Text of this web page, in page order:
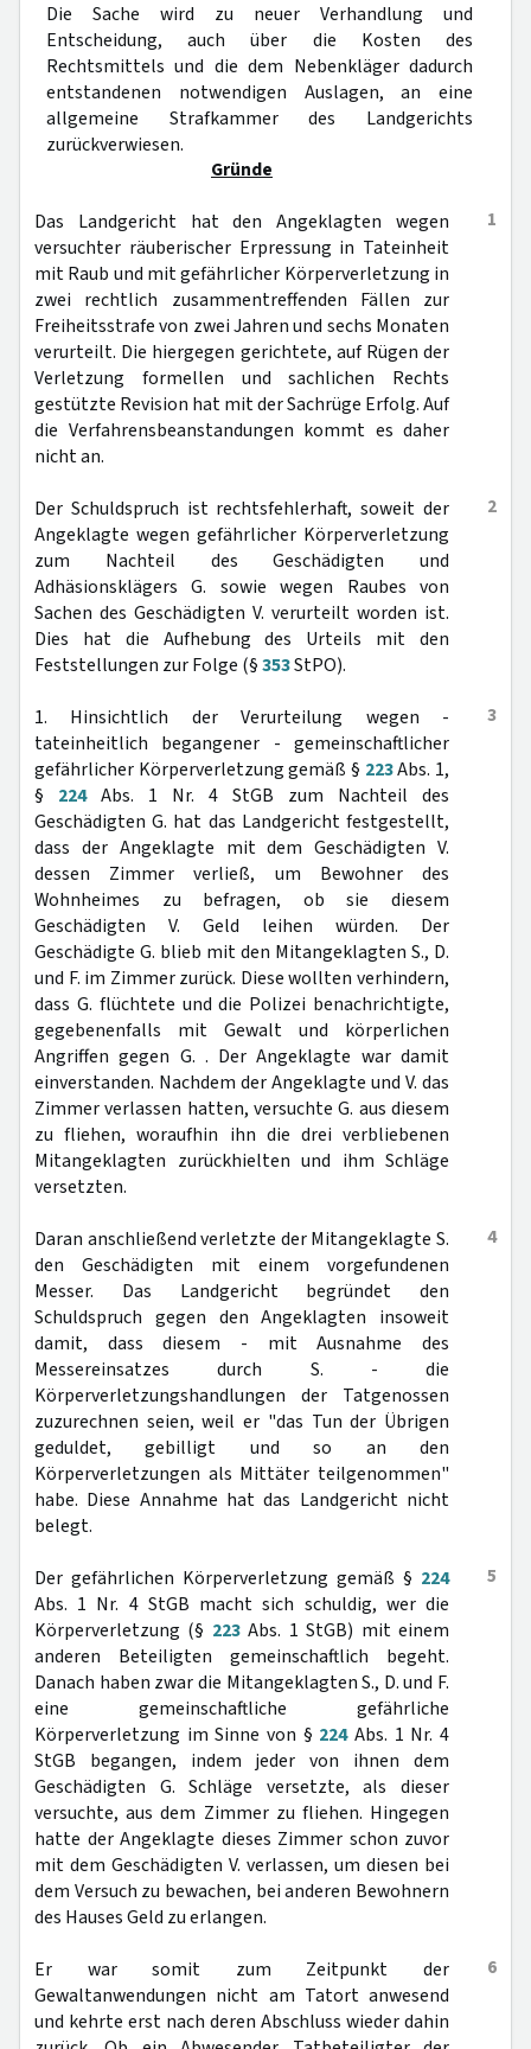
Die Sache wird zu neuer Verhandlung und
Entscheidung, auch über die Kosten des
Rechtsmittels und die dem Nebenkläger dadurch
entstandenen notwendigen Auslagen, an eine
allgemeine Strafkammer des Landgerichts
zurückverwiesen.
Gründe
1
Das Landgericht hat den Angeklagten wegen
versuchter räuberischer Erpressung in Tateinheit
mit Raub und mit gefährlicher Körperverletzung in
zwei rechtlich zusammentreffenden Fällen zur
Freiheitsstrafe von zwei Jahren und sechs Monaten
verurteilt. Die hiergegen gerichtete, auf Rügen der
Verletzung formellen und sachlichen Rechts
gestützte Revision hat mit der Sachrüge Erfolg. Auf
die Verfahrensbeanstandungen kommt es daher
nicht an.
2
Der Schuldspruch ist rechtsfehlerhaft, soweit der
Angeklagte wegen gefährlicher Körperverletzung
zum Nachteil des Geschädigten und
Adhäsionsklägers G. sowie wegen Raubes von
Sachen des Geschädigten V. verurteilt worden ist.
Dies hat die Aufhebung des Urteils mit den
Feststellungen zur Folge (§353StPO).
3
1. Hinsichtlich der Verurteilung wegen -
tateinheitlich begangener - gemeinschaftlicher
gefährlicher Körperverletzung gemäß § 223Abs. 1,
§ 224Abs. 1 Nr. 4 StGB zum Nachteil des
Geschädigten G. hat das Landgericht festgestellt,
dass der Angeklagte mit dem Geschädigten V.
dessen Zimmer verließ, um Bewohner des
Wohnheimes zu befragen, ob sie diesem
Geschädigten V. Geld leihen würden. Der
Geschädigte G. blieb mit den Mitangeklagten S., D.
und F. im Zimmer zurück. Diese wollten verhindern,
dass G. flüchtete und die Polizei benachrichtigte,
gegebenenfalls mit Gewalt und körperlichen
Angriffen gegen G. . Der Angeklagte war damit
einverstanden. Nachdem der Angeklagte und V. das
Zimmer verlassen hatten, versuchte G. aus diesem
zu fliehen, woraufhin ihn die drei verbliebenen
Mitangeklagten zurückhielten und ihm Schläge
versetzten.
4
Daran anschließend verletzte der Mitangeklagte S.
den Geschädigten mit einem vorgefundenen
Messer. Das Landgericht begründet den
Schuldspruch gegen den Angeklagten insoweit
damit, dass diesem - mit Ausnahme des
Messereinsatzes durch S. - die
Körperverletzungshandlungen der Tatgenossen
zuzurechnen seien, weil er "das Tun der Übrigen
geduldet, gebilligt und so an den
Körperverletzungen als Mittäter teilgenommen"
habe. Diese Annahme hat das Landgericht nicht
belegt.
5
Der gefährlichen Körperverletzung gemäß § 224
Abs. 1 Nr. 4 StGB macht sich schuldig, wer die
Körperverletzung (§ 223Abs. 1 StGB) mit einem
anderen Beteiligten gemeinschaftlich begeht.
Danach haben zwar die Mitangeklagten S., D. und F.
eine gemeinschaftliche gefährliche
Körperverletzung im Sinne von § 224Abs. 1 Nr. 4
StGB begangen, indem jeder von ihnen dem
Geschädigten G. Schläge versetzte, als dieser
versuchte, aus dem Zimmer zu fliehen. Hingegen
hatte der Angeklagte dieses Zimmer schon zuvor
mit dem Geschädigten V. verlassen, um diesen bei
dem Versuch zu bewachen, bei anderen Bewohnern
des Hauses Geld zu erlangen.
6
Er war somit zum Zeitpunkt der
Gewaltanwendungen nicht am Tatort anwesend
und kehrte erst nach deren Abschluss wieder dahin